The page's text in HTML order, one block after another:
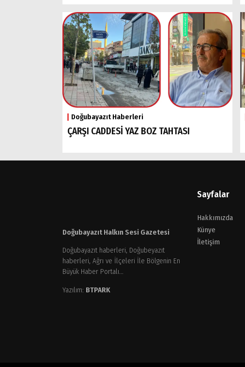
Doğubayazıt Haberleri
ÇARŞI CADDESİ YAZ BOZ TAHTASI
Doğubayazıt Halkın Sesi Gazetesi
Doğubayazıt haberleri, Doğubeyazıt
haberleri, Ağrı ve İlçeleri İle Bölgenin En
Büyük Haber Portalı...
Yazılım: BTPARK
Sayfalar
Hakkımızda
Künye
İletişim